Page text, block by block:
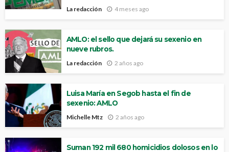
La redacción 4 meses ago
AMLO: el sello que dejará su sexenio en
nueve rubros.
La redacción 2 años ago
Luisa María en Segob hasta el fin de
sexenio: AMLO
Michelle Mtz 2 años ago
Suman 192 mil 680 homicidios dolosos en lo